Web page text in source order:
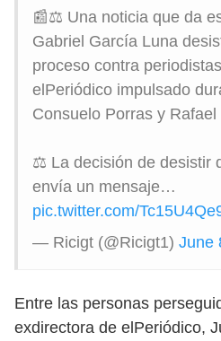
📰⚖️ Una noticia que da
Gabriel García Luna
proceso contra
elPeriódico impulsado
Consuelo Porras y
⚖️ La decisión de desistir
envía un mensaje…
pic.twitter.com/
— Ricigt (@Ricigt1) June
Entre las personas
exdirectora de elPeriódico,